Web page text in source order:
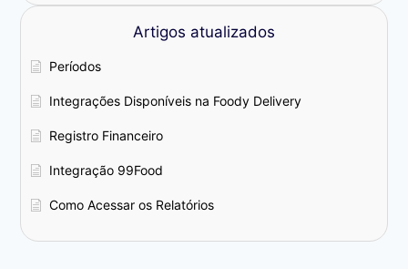
Artigos atualizados
Períodos
Integrações Disponíveis na Foody Delivery
Registro Financeiro
Integração 99Food
Como Acessar os Relatórios